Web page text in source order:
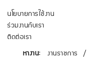
นโยบายการใช้งาน
ร่วมงานกับเรา
ติดต่อเรา
หางาน:
งานราชการ /